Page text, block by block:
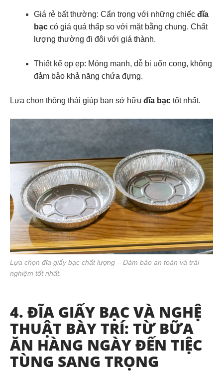
Giá rẻ bất thường: Cẩn trọng với những chiếc đĩa
bạc có giá quá thấp so với mặt bằng chung. Chất
lượng thường đi đôi với giá thành.
Thiết kế ọp ẹp: Mỏng manh, dễ bị uốn cong, không
đảm bảo khả năng chứa đựng.
Lựa chọn thông thái giúp bạn sở hữu đĩa bạc tốt nhất.
Lựa chọn đĩa giấy bạc chất lượng – Đảm bảo an toàn và trải
nghiệm tốt nhất.
4. ĐĨA GIẤY BẠC VÀ NGHỆ
THUẬT BÀY TRÍ: TỪ BỮA
ĂN HÀNG NGÀY ĐẾN TIỆC
TÙNG SANG TRỌNG